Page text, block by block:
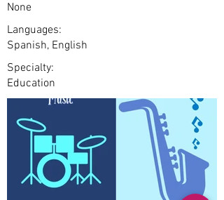
None
Languages:
Spanish, English
Specialty:
Education